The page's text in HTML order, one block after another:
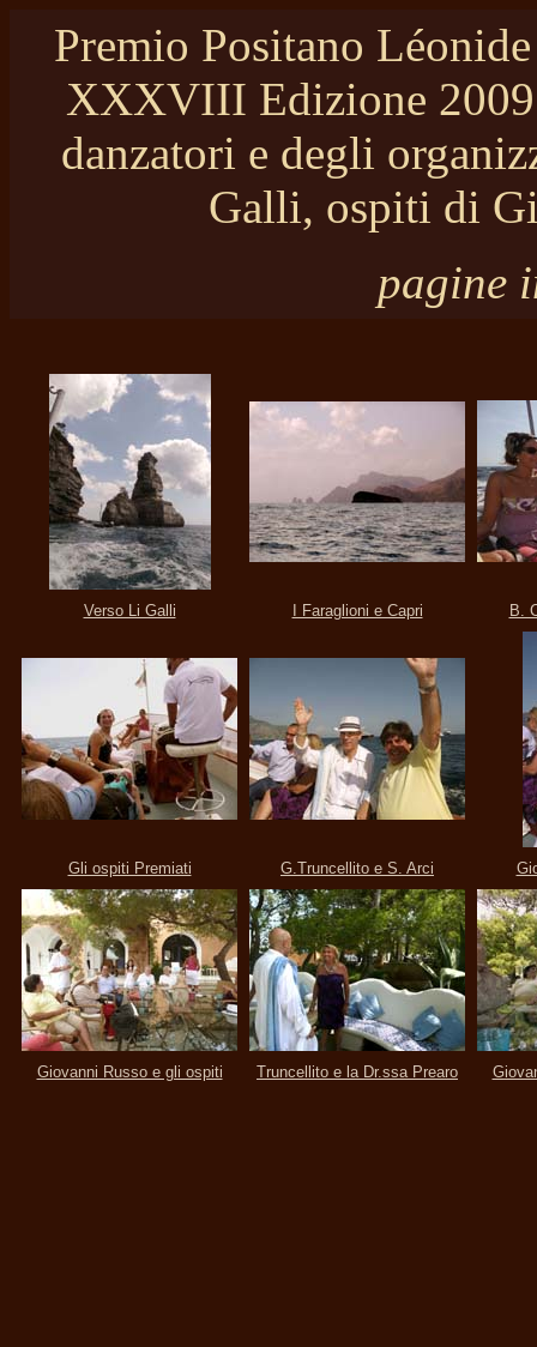
Premio Positano
XXXVIII Edizione
danzatori e degli
Galli, ospiti di
pagine
Verso Li Galli I Faraglioni e Capri B.
Gli ospiti Premiati G.Truncellito e S. Arci
Giovanni Russo e gli ospiti Truncellito e la Dr.ssa Prearo